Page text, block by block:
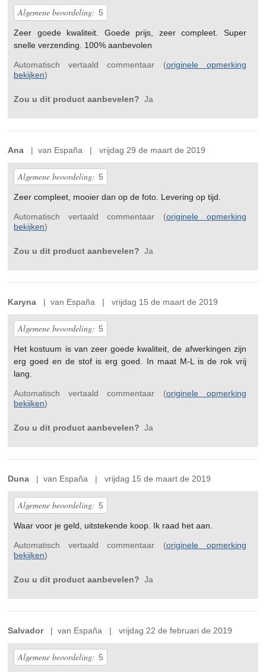
Algemene beoordeling: 5
Zeer goede kwaliteit. Goede prijs, zeer compleet. Super
snelle verzending. 100% aanbevolen
Automatisch vertaald commentaar (originele opmerking
bekijken)
Zou u dit product aanbevelen? Ja
Ana | van España | vrijdag 29 de maart de 2019
Algemene beoordeling: 5
Zeer compleet, mooier dan op de foto. Levering op tijd.
Automatisch vertaald commentaar (originele opmerking
bekijken)
Zou u dit product aanbevelen? Ja
Karyna | van España | vrijdag 15 de maart de 2019
Algemene beoordeling: 5
Het kostuum is van zeer goede kwaliteit, de afwerkingen zijn
erg goed en de stof is erg goed. In maat M-L is de rok vrij
lang.
Automatisch vertaald commentaar (originele opmerking
bekijken)
Zou u dit product aanbevelen? Ja
Duna | van España | vrijdag 15 de maart de 2019
Algemene beoordeling: 5
Waar voor je geld, uitstekende koop. Ik raad het aan.
Automatisch vertaald commentaar (originele opmerking
bekijken)
Zou u dit product aanbevelen? Ja
Salvador| van España | vrijdag 22 de februari de 2019
Algemene beoordeling: 5